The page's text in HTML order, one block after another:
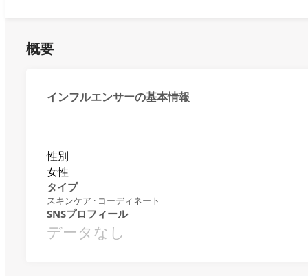
概要
インフルエンサーの基本情報
性別
女性
タイプ
スキンケア · コーディネート
SNSプロフィール
データなし